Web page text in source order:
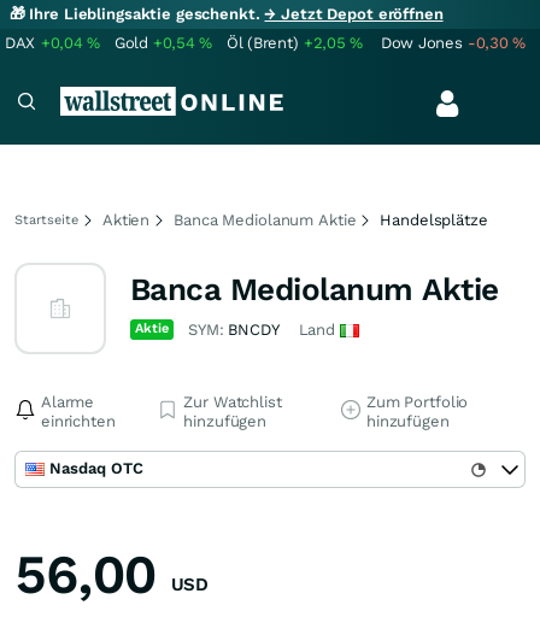
🎁 Ihre Lieblingsaktie geschenkt.→ Jetzt Depot eröffnen
DAX +0,04% Gold +0,54% Öl (Brent) +2,05% Dow Jones -0,30%
Startseite Aktien Banca Mediolanum Aktie Handelsplätze
Banca Mediolanum Aktie
Aktie SYM: BNCDY Land
Alarme
einrichten
Zur Watchlist
hinzufügen
Zum Portfolio
hinzufügen
Nasdaq OTC
56,00 USD